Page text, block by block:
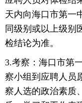
天内向海口市第一
同级别或以上级别
检结论为准。
3.考察：海口市第
察小组到应聘人员
察人选的政治素质